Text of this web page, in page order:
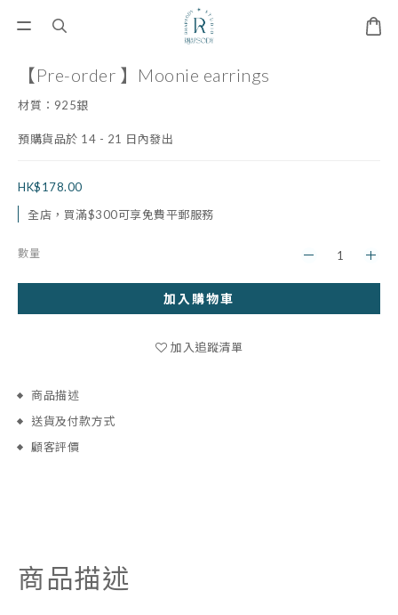
【Pre-order 】Moonie earrings
材質：925銀
預購貨品於 14 - 21 日內發出
HK$178.00
全店，買滿$300可享免費平郵服務
數量
加入購物車
加入追蹤清單
商品描述
送貨及付款方式
顧客評價
商品描述